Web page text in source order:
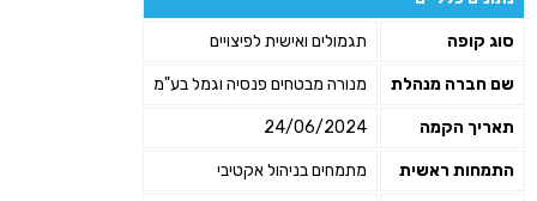
סוג קופה תגמולים ואישית לפיצויים
שם חברה מנהלת מנורה מבטחים פנסיה וגמל בע"מ
תאריך הקמה 24/06/2024
התמחות ראשית מתמחים בניהול אקטיבי